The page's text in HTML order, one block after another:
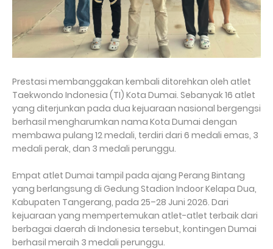
Prestasi membanggakan kembali ditorehkan oleh atlet
Taekwondo Indonesia (TI) Kota Dumai. Sebanyak 16 atlet
yang diterjunkan pada dua kejuaraan nasional bergengsi
berhasil mengharumkan nama Kota Dumai dengan
membawa pulang 12 medali, terdiri dari 6 medali emas, 3
medali perak, dan 3 medali perunggu.
Empat atlet Dumai tampil pada ajang Perang Bintang
yang berlangsung di Gedung Stadion Indoor Kelapa Dua,
Kabupaten Tangerang, pada 25–28 Juni 2026. Dari
kejuaraan yang mempertemukan atlet-atlet terbaik dari
berbagai daerah di Indonesia tersebut, kontingen Dumai
berhasil meraih 3 medali perunggu.